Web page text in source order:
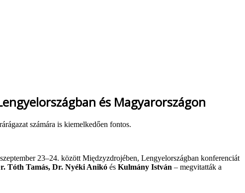
és Magyarországon
számára is kiemelkedően fontos.
23–24. között Międzyzdrojében, Lengyelországban konferenciát
Tóth Tamás, Dr. Nyéki Anikó és Kulmány István – megvitatták a